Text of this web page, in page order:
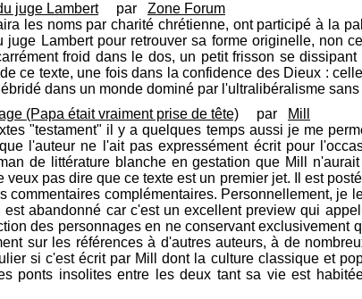
juge Lambertpar Zone Forum
les noms par charité chrétienne, ont participé à la
juge Lambert pour retrouver sa forme originelle, non
froid dans le dos, un petit frisson se
ce texte, une fois dans la confidence des Dieux :
dans un monde dominé par l'ultralibéralisme sans
(Papa était vraiment prise de tête) par
Mill
"testament" il y a quelques temps aussi je me
l'auteur ne l'ait pas expressément écrit pour
de littérature blanche en gestation que Mill
veux pas dire que ce texte est un premier jet. Il est
commentaires complémentaires. Personnellement, je
abandonné car c'est un excellent preview qui
des personnages en ne conservant exclusivement
sur les références à d'autres auteurs, à de
si c'est écrit par Mill dont la culture classique et
ponts insolites entre les deux tant sa vie est